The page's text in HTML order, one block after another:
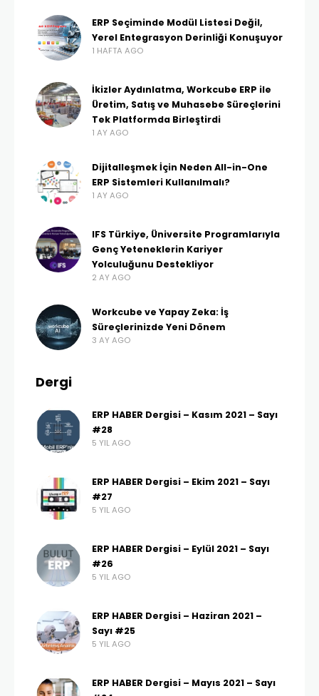
ERP Seçiminde Modül Listesi Değil,
Yerel Entegrasyon Derinliği Konuşuyor
1 HAFTA AGO
İkizler Aydınlatma, Workcube ERP ile
Üretim, Satış ve Muhasebe Süreçlerini
Tek Platformda Birleştirdi
1 AY AGO
Dijitalleşmek İçin Neden All-in-One
ERP Sistemleri Kullanılmalı?
1 AY AGO
IFS Türkiye, Üniversite Programlarıyla
Genç Yeteneklerin Kariyer
Yolculuğunu Destekliyor
2 AY AGO
Workcube ve Yapay Zeka: İş
Süreçlerinizde Yeni Dönem
3 AY AGO
Dergi
ERP HABER Dergisi – Kasım 2021 – Sayı
#28
5 YIL AGO
ERP HABER Dergisi – Ekim 2021 – Sayı
#27
5 YIL AGO
ERP HABER Dergisi – Eylül 2021 – Sayı
#26
5 YIL AGO
ERP HABER Dergisi – Haziran 2021 –
Sayı #25
5 YIL AGO
ERP HABER Dergisi – Mayıs 2021 – Sayı